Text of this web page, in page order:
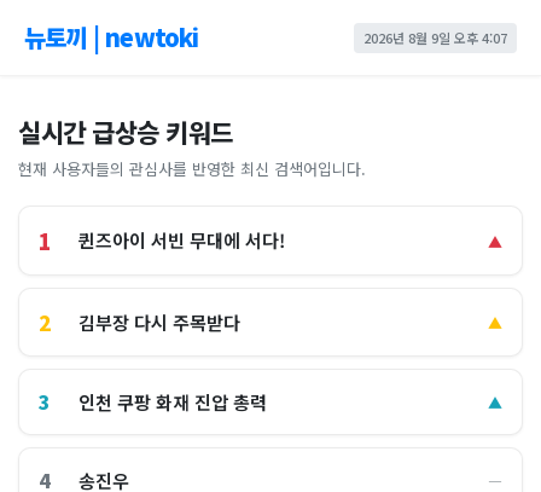
뉴토끼 | newtoki 2026년 8월 9일 오후 4:07
실시간 급상승 키워드
현재 사용자들의 관심사를 반영한 최신 검색어입니다.
1 퀸즈아이 서빈 무대에 서다! ▲
2 김부장 다시 주목받다 ▲
3 인천 쿠팡 화재 진압 총력 ▲
4 송진우 ―